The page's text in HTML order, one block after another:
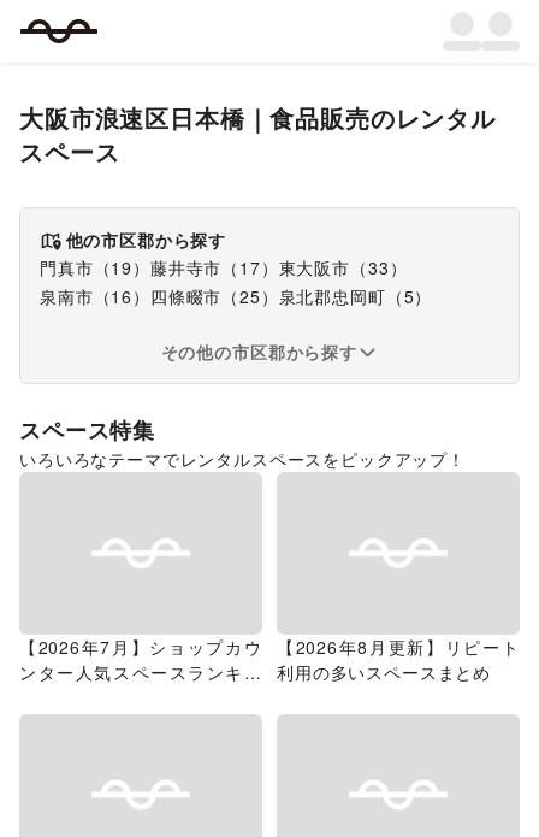
大阪市浪速区日本橋｜食品販売のレンタル
スペース
他の市区郡から探す
門真市 （19 ） 藤井寺市 （ 17） 東大阪市 （33 ）
泉南市 （16 ） 四條畷市 （25） 泉北郡忠岡町 （5）
その他の市区郡から探す
スペース特集
いろいろなテーマでレンタルスペースをピックアップ！
【2026年7月】ショップカウ
ンター人気スペースランキン
【2026年8月更新】リピート
利用の多いスペースまとめ